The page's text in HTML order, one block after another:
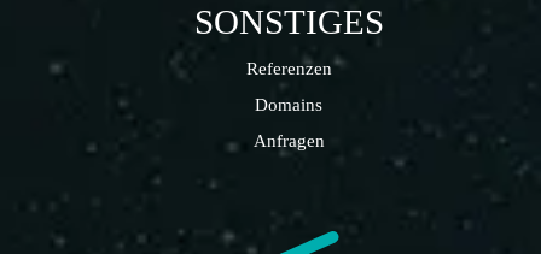
SONSTIGES
Referenzen
Domains
Anfragen